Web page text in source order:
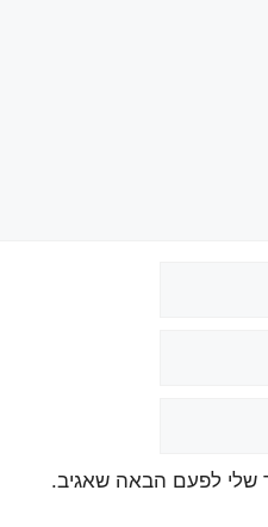
שלי לפעם הבאה שאגיב.